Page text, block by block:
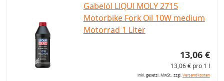
Gabelöl LIQUI MOLY 2715
Motorbike Fork Oil 10W medium
Motorrad 1 Liter
13,06 €
13,06 € pro 1 l
inkl. gesetzl. MwSt., zzgl.Versandkosten